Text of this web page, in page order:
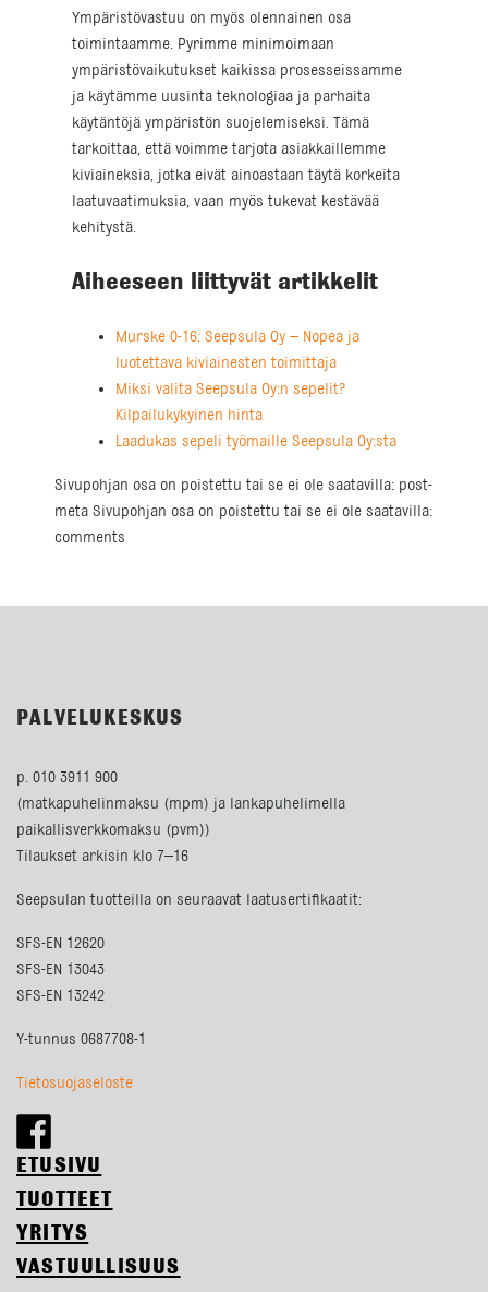
Ympäristövastuu on myös olennainen osa
toimintaamme. Pyrimme minimoimaan
ympäristövaikutukset kaikissa prosesseissamme
ja käytämme uusinta teknologiaa ja parhaita
käytäntöjä ympäristön suojelemiseksi. Tämä
tarkoittaa, että voimme tarjota asiakkaillemme
kiviaineksia, jotka eivät ainoastaan täytä korkeita
laatuvaatimuksia, vaan myös tukevat kestävää
kehitystä.
Aiheeseen liittyvät artikkelit
Murske 0-16: Seepsula Oy – Nopea ja
luotettava kiviainesten toimittaja
Miksi valita Seepsula Oy:n sepelit?
Kilpailukykyinen hinta
Laadukas sepeli työmaille Seepsula Oy:sta
Sivupohjan osa on poistettu tai se ei ole saatavilla: post-
meta Sivupohjan osa on poistettu tai se ei ole saatavilla:
comments
PALVELUKESKUS
p. 010 3911 900
(matkapuhelinmaksu (mpm) ja lankapuhelimella
paikallisverkkomaksu (pvm))
Tilaukset arkisin klo 7–16
Seepsulan tuotteilla on seuraavat laatusertifikaatit:
SFS-EN 12620
SFS-EN 13043
SFS-EN 13242
Y-tunnus 0687708-1
Tietosuojaseloste
ETUSIVU
TUOTTEET
YRITYS
VASTUULLISUUS